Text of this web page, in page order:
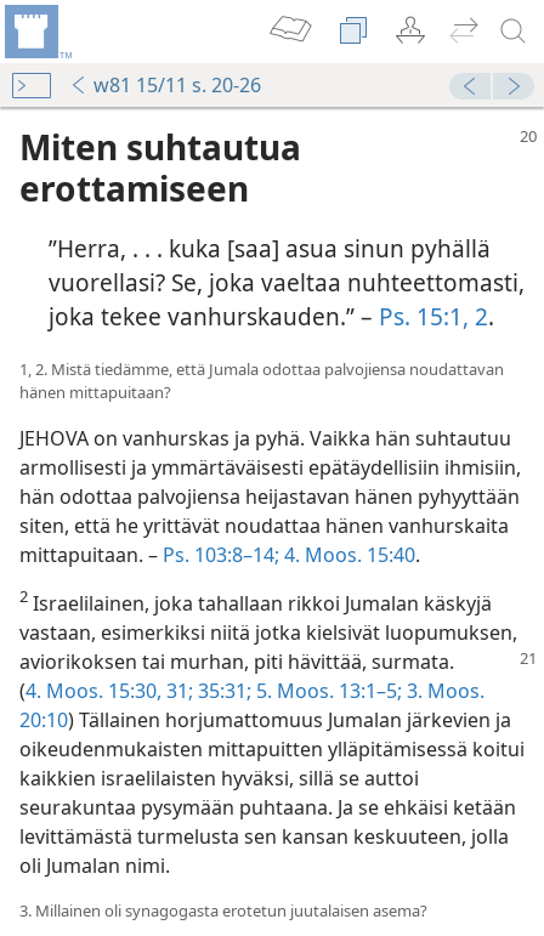
w81 15/11 s. 20-26
Miten suhtautua
erottamiseen
”Herra, . . . kuka [saa] asua sinun pyhällä
vuorellasi? Se, joka vaeltaa nuhteettomasti,
joka tekee vanhurskauden.” – Ps. 15:1, 2.
1, 2. Mistä tiedämme, että Jumala odottaa palvojiensa noudattavan
hänen mittapuitaan?
JEHOVA on vanhurskas ja pyhä. Vaikka hän suhtautuu
armollisesti ja ymmärtäväisesti epätäydellisiin ihmisiin,
hän odottaa palvojiensa heijastavan hänen pyhyyttään
siten, että he yrittävät noudattaa hänen vanhurskaita
mittapuitaan. – Ps. 103:8–14; 4. Moos. 15:40.
2 Israelilainen, joka tahallaan rikkoi Jumalan käskyjä
vastaan, esimerkiksi niitä jotka kielsivät luopumuksen,
aviorikoksen tai murhan, piti hävittää, surmata.
(4. Moos. 15:30, 31; 35:31; 5. Moos. 13:1–5; 3. Moos.
20:10) Tällainen horjumattomuus Jumalan järkevien ja
oikeudenmukaisten mittapuitten ylläpitämisessä koitui
kaikkien israelilaisten hyväksi, sillä se auttoi
seurakuntaa pysymään puhtaana. Ja se ehkäisi ketään
levittämästä turmelusta sen kansan keskuuteen, jolla
oli Jumalan nimi.
3. Millainen oli synagogasta erotetun juutalaisen asema?